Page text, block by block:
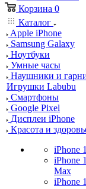
Корзина 0
Каталог
Apple iPhone
Samsung Galaxy
Ноутбуки
Умные часы
Наушники и
Игрушки Labubu
Смартфоны
Google Pixel
Дисплеи iPhone
Красота и
iPhone
iPhone
Max
iPhone